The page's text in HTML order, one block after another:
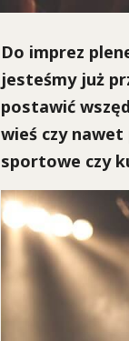
Do imprez
jesteśmy już
postawić
wieś czy
sportowe czy